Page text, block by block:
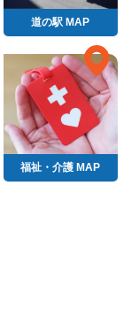
道の駅 MAP
福祉・介護 MAP